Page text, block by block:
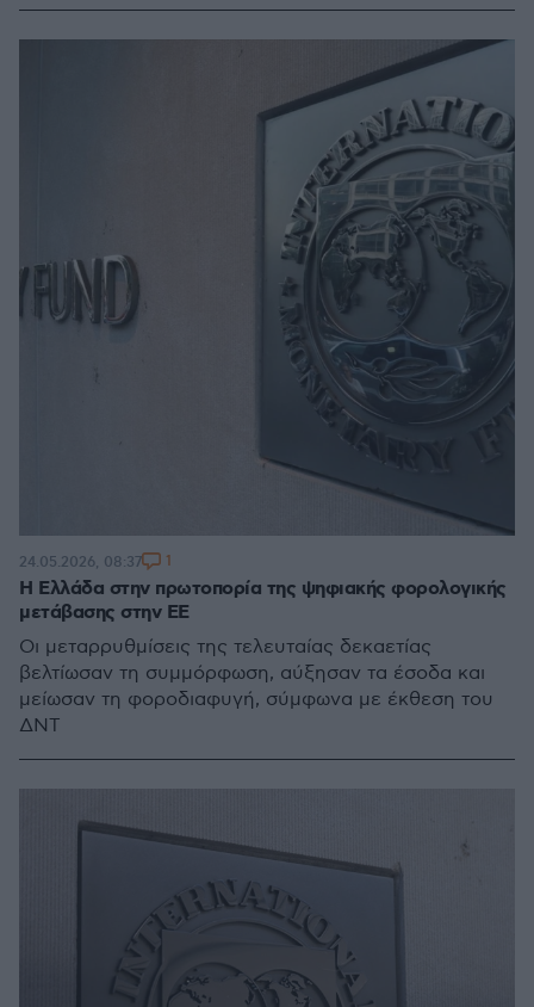
Η Ελλάδα στην πρωτοπορία της ψηφιακής φορολογικής
μετάβασης στην ΕΕ
Οι μεταρρυθμίσεις της τελευταίας δεκαετίας
βελτίωσαν τη συμμόρφωση, αύξησαν τα έσοδα και
μείωσαν τη φοροδιαφυγή, σύμφωνα με έκθεση του
ΔΝΤ
24.05.2026, 08:37 1